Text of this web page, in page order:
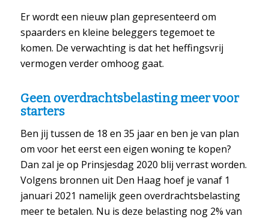
Er wordt een nieuw plan gepresenteerd om
spaarders en kleine beleggers tegemoet te
komen. De verwachting is dat het heffingsvrij
vermogen verder omhoog gaat.
Geen overdrachtsbelasting meer voor
starters
Ben jij tussen de 18 en 35 jaar en ben je van plan
om voor het eerst een eigen woning te kopen?
Dan zal je op Prinsjesdag 2020 blij verrast worden.
Volgens bronnen uit Den Haag hoef je vanaf 1
januari 2021 namelijk geen overdrachtsbelasting
meer te betalen. Nu is deze belasting nog 2% van